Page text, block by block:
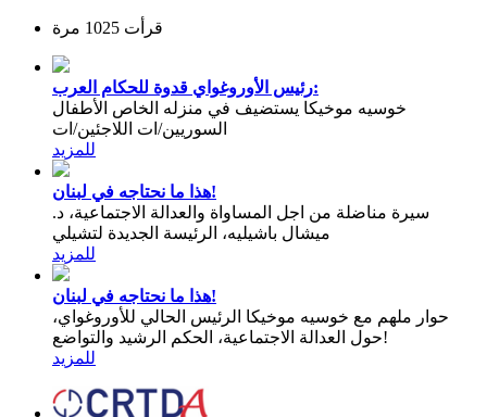
قرأت 1025 مرة
رئيس الأوروغواي قدوة للحكام العرب:
خوسيه موخيكا يستضيف في منزله الخاص الأطفال
السوريين/ات اللاجئين/ات
للمزيد
هذا ما نحتاجه في لبنان!
سيرة مناضلة من اجل المساواة والعدالة الاجتماعية، د.
ميشال باشيليه، الرئيسة الجديدة لتشيلي
للمزيد
هذا ما نحتاجه في لبنان!
حوار ملهم مع خوسيه موخيكا الرئيس الحالي للأوروغواي،
حول العدالة الاجتماعية، الحكم الرشيد والتواضع!
للمزيد